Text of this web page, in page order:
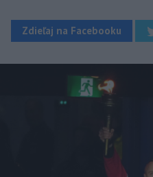
Zdieľaj na Facebooku